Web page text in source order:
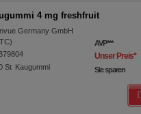
4 mg freshfruit
Germany GmbH
St Kaugummi
AVP***
Unser Preis*
Sie sparen